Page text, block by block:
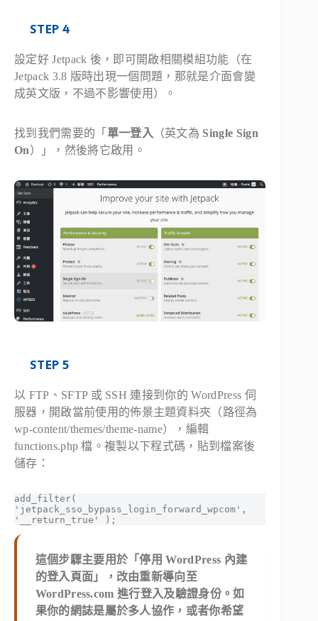
STEP 4
設定好 Jetpack 後，即可開啟相關模組功能（在
Jetpack 3.8 版時出現一個問題，那就是介面會變
成英文版，不過不影響使用）。
找到我們需要的「 單一登入 （英文為 Single Sign
On）」，然後將它啟用。
STEP 5
以 FTP、SFTP 或 SSH 連接到你的 WordPress 伺
服器，開啟當前使用的佈景主題資料夾（路徑為
wp-content/themes/theme-name），編輯
functions.php 檔。複製以下程式碼，貼到檔案後
儲存：
add_filter(
'jetpack_sso_bypass_login_forward_wpcom',
'__return_true' );
這個步驟主要用於「停用 WordPress 內建
的登入頁面」，改由重新導向至
WordPress.com 進行登入及驗證身份。如
果你的網誌是屬於多人協作，或者你希望